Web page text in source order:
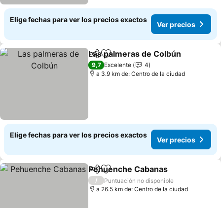
Elige fechas para ver los precios exactos
Ver precios
CompartirAgregar a favoritos
Las palmeras de Colbún
9,7 Excelente
4
a 3.9 km de: Centro de la ciudad
Elige fechas para ver los precios exactos
Ver precios
CompartirAgregar a favoritos
Pehuenche Cabanas
/
Puntuación no disponible
a 26.5 km de: Centro de la ciudad